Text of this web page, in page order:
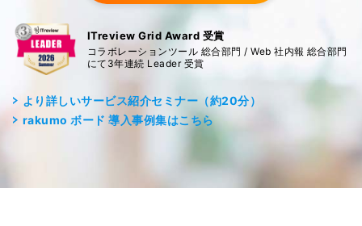
ITreview Grid Award 受賞
コラボレーションツール 総合部門 / Web 社内報 総合部門
にて3年連続 Leader 受賞
より詳しいサービス紹介セミナー（約20分）
rakumo ボード 導入事例集はこちら